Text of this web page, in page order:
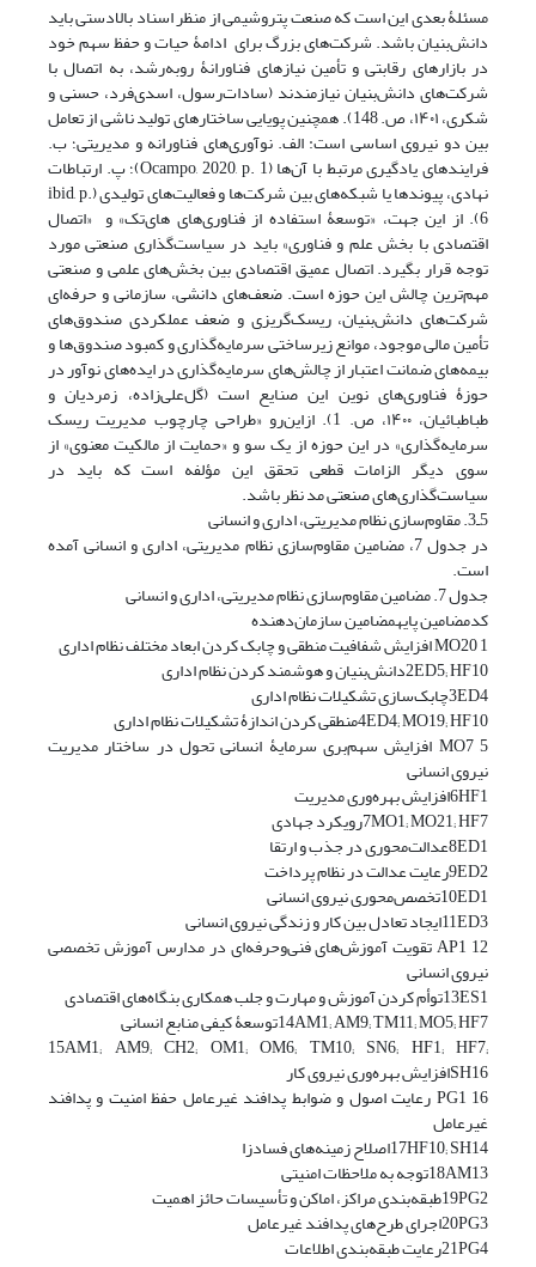
مسئلۀ بعدی این است که صنعت پتروشیمی از منظر اسناد بالادستی باید
دانش‌بنیان باشد. شرکت‌های بزرگ برای ادامۀ حیات و حفظ سهم خود
در بازارهای رقابتی و تأمین نیازهای فناورانۀ رو‌به‌رشد، به اتصال با
شرکت‌های دانش‌بنیان نیازمندند ‏(سادات‌رسول، اسدی‌فرد، حسنی و
شکری، ۱۴۰۱، ص. 148). همچنین پویایی ساختارهای تولید ناشی از تعامل
بین دو نیروی اساسی است: الف. نوآوری‌های فناورانه و مدیریتی؛ ب.
فرایندهای یادگیری مرتبط با آن‌ها (Ocampo, 2020, p. 1)؛ پ. ارتباطات
نهادی، پیوندها یا شبکه‌های بین شرکت‌ها و فعالیت‌های تولیدی (ibid, p.
6). از این جهت، «توسعۀ استفاده از فناوری‌های های‌تک» و «اتصال
اقتصادی با بخش علم و فناوری» باید در سیاست‌گذاری صنعتی مورد
توجه قرار بگیرد. اتصال عمیق اقتصادی بین بخش‌های علمی و صنعتی
مهم‌ترین چالش این حوزه است. ضعف‌های دانشی، سازمانی و حرفه‌ای
شرکت‌های دانش‌بنیان، ریسک‌گریزی و ضعف عملکردی صندوق‌های
تأمین مالی موجود، موانع زیرساختی سرمایه‌گذاری و کمبود صندوق‌ها و
بیمه‌های ضمانت اعتبار از چالش‌های سرمایه‌گذاری در ایده‌های نوآور در
حوزۀ فناوری‌های نوین این صنایع است ‏(گل‌علی‌زاده، زمردیان و
طباطبائیان، ۱۴۰۰، ص. 1). ازاین‌رو «طراحی چارچوب مدیریت ریسک
سرمایه‌گذاری» در این حوزه از یک‌ سو و «حمایت از مالکیت معنوی» از
سوی دیگر الزامات قطعی تحقق این مؤلفه است که باید در
سیاست‌گذاری‌های صنعتی مد نظر باشد.
5ـ3. مقاوم‌سازی نظام مدیریتی، اداری و انسانی
در جدول 7، مضامین مقاوم‌سازی نظام مدیریتی، اداری و انسانی آمده
است.
جدول 7. مضامین مقاوم‌سازی نظام مدیریتی، اداری و انسانی
کدمضامین پایهمضامین سازمان‌دهنده
1 MO20 افزایش شفافیت منطقی و چابک کردن ابعاد مختلف نظام اداری
2ED5; HF10دانش‌بنیان و هوشمند کردن نظام اداری
3ED4چابک‌سازی تشکیلات نظام اداری
4ED4; MO19; HF10منطقی کردن اندازۀ تشکیلات نظام اداری
5 MO7 افزایش سهم‌بری سرمایۀ انسانی تحول در ساختار مدیریت
نیروی انسانی
6HF1افزایش بهره‌وری مدیریت
7MO1; MO21; HF7رویکرد جهادی
8ED1عدالت‌محوری در جذب و ارتقا
9ED2رعایت عدالت در نظام پرداخت
10ED1تخصص‌محوری نیروی انسانی
11ED3ایجاد تعادل بین کار و زندگی نیروی انسانی
12 AP1 تقویت آموزش‌های فنی‌و‌حرفه‌ای در مدارس آموزش تخصصی
نیروی انسانی
13ES1توأم کردن آموزش و مهارت و جلب همکاری بنگاه‌های اقتصادی
14AM1; AM9; TM11; MO5; HF7توسعۀ کیفی منابع انسانی
15AM1; AM9; CH2; OM1; OM6; TM10; SN6; HF1; HF7;
SH16افزایش بهره‌وری نیروی کار
16 PG1 رعایت اصول و ضوابط پدافند غیرعامل حفظ امنیت و پدافند
غیرعامل
17HF10; SH14اصلاح زمینه‌های فسادزا
18AM13توجه به ملاحظات امنیتی
19PG2طبقه‌بندی مراکز، اماکن و تأسیسات حائز اهمیت
20PG3اجرای طرح‌های پدافند غیرعامل
21PG4رعایت طبقه‌بندی اطلاعات